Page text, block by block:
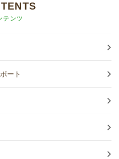
テンツ
ート